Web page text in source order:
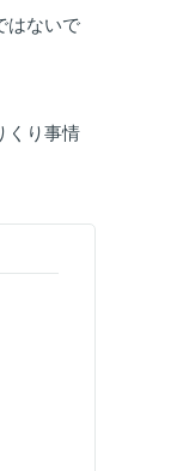
はないで
くり事情